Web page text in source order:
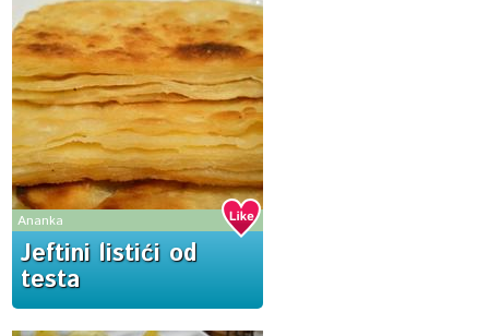
Ananka
Jeftini listići od
testa